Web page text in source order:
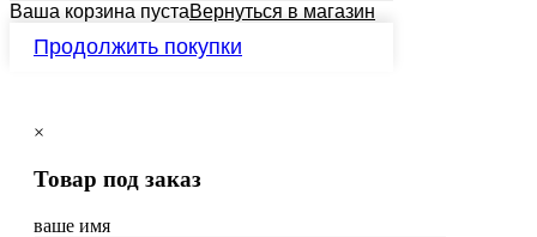
Ваша корзина пустаВернуться в магазин
Продолжить покупки
×
Товар под заказ
ваше имя